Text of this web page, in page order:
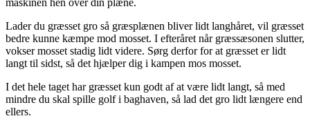
maskinen hen over din plæne.
Lader du græsset gro så græsplænen bliver lidt langhåret, vil græsset
bedre kunne kæmpe mod mosset. I efteråret når græssæsonen slutter,
vokser mosset stadig lidt videre. Sørg derfor for at græsset er lidt
langt til sidst, så det hjælper dig i kampen mos mosset.
I det hele taget har græsset kun godt af at være lidt langt, så med
mindre du skal spille golf i baghaven, så lad det gro lidt længere end
ellers.